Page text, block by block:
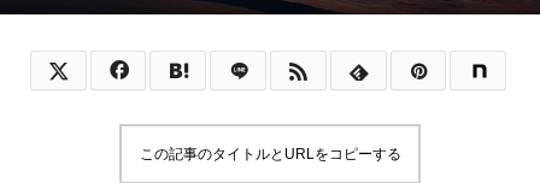
この記事のタイトルとURLをコピーする